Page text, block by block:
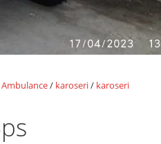
Ambulance/ karoseri/ karoseri